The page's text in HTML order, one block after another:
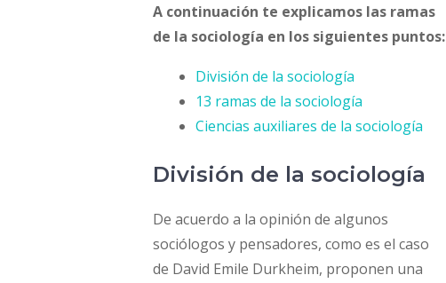
A continuación te explicamos las ramas
de la sociología en los siguientes puntos:
División de la sociología
13 ramas de la sociología
Ciencias auxiliares de la sociología
División de la sociología
De acuerdo a la opinión de algunos
sociólogos y pensadores, como es el caso
de David Emile Durkheim, proponen una